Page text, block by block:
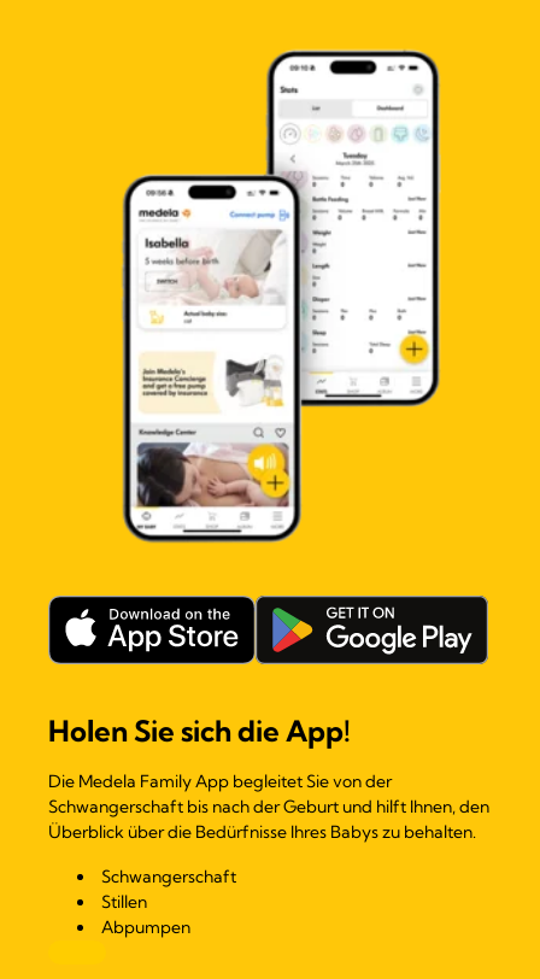
Holen Sie sich die App!
Die Medela Family App begleitet Sie von der
Schwangerschaft bis nach der Geburt und hilft Ihnen, den
Überblick über die Bedürfnisse Ihres Babys zu behalten.
Schwangerschaft
Stillen
Abpumpen